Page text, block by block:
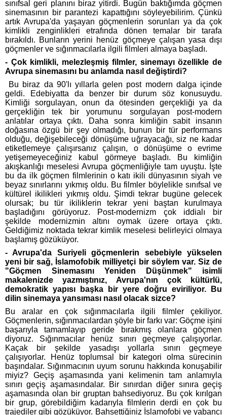
sınıfsal geri planını biraz yitirdi. Bugün baktığımda göçmen
sinemasının bir parantezi kapattığını söyleyebilirim. Çünkü
artık Avrupa'da yaşayan göçmenlerin sorunları ya da çok
kimlikli zenginlikleri etrafında dönen temalar bir tarafa
bırakıldı. Bunların yerini henüz göçmeye çalışan yasa dışı
göçmenler ve sığınmacılarla ilgili filmleri almaya başladı.
- Çok kimlikli, melezleşmiş filmler, sinemayı özellikle de
Avrupa sinemasını bu anlamda nasıl değiştirdi?
Bu biraz da 90'lı yıllarla gelen post modern dalga içinde
geldi. Edebiyatta da benzer bir durum söz konusuydu.
Kimliği sorgulayan, onun da ötesinden gerçekliği ya da
gerçekliğin tek bir yorumunu sorgulayan post-modern
anlatılar ortaya çıktı. Daha sonra kimliğin sabit insanın
doğasına özgü bir şey olmadığı, bunun bir tür performans
olduğu, değişebileceği dönüşüme uğrayacağı, siz ne kadar
etiketlemeye çalışırsanız çalışın, o dönüşüme o evrime
yetişemeyeceğiniz kabul görmeye başladı. Bu kimliğin
akışkanlığı meselesi Avrupa göçmenliğiyle tam uyuştu. İşte
bu da ilk göçmen filmlerinin o katı ikili dünyasının siyah ve
beyaz sınırlarını yıkmış oldu. Bu filmler böylelikle sınıfsal ve
kültürel ikilikleri yıkmış oldu. Şimdi tekrar bugüne gelecek
olursak; bu tür ikiliklerin tekrar yeni baştan kurulmaya
başladığını görüyoruz. Post-modernizm çok iddialı bir
şekilde modernizmin altını oymak üzere ortaya çıktı.
Geldiğimiz noktada tekrar kimlik meselesi belirleyici olmaya
başlamış gözüküyor.
- Avrupa'da Suriyeli göçmenlerin sebebiyle yükselen
yeni bir sağ, İslamofobik milliyetçi bir söylem var. Siz de
"Göçmen Sinemasını Yeniden Düşünmek" isimli
makalenizde yazmıştınız, Avrupa'nın çok kültürlü,
demokratik yapısı başka bir yere doğru eviriliyor. Bu
dilin sinemaya yansıması nasıl olacak sizce?
Bu aralar en çok sığınmacılarla ilgili filmler çekiliyor.
Göçmenlerin, sığınmacılardan şöyle bir farkı var: Göçme işini
başarıyla tamamlayıp geride bırakmış olanlara göçmen
diyoruz. Sığınmacılar henüz sınırı geçmeye çalışıyorlar.
Kaçak bir şekilde yasadışı yollarla sınırı geçmeye
çalışıyorlar. Henüz toplumsal bir kategori olma sürecinin
başındalar. Sığınmacının uyum sorunu hakkında konuşabilir
miyiz? Geçiş aşamasında yani kelimenin tam anlamıyla
sınırı geçiş aşamasındalar. Bir sınırdan diğer sınıra geçiş
aşamasında olan bir gruptan bahsediyoruz. Bu çok kırılgan
bir grup, görebildiğim kadarıyla filmlerin derdi en çok bu
trajediler gibi gözüküyor. Bahsettiğiniz İslamofobi ve yabancı